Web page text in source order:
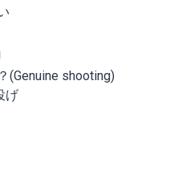
(Genuine shooting)
げ